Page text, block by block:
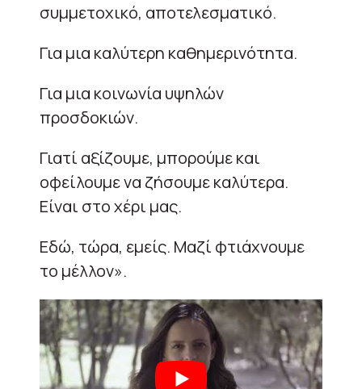
συμμετοχικό, αποτελεσματικό.
Για μια καλύτερη καθημερινότητα.
Για μια κοινωνία υψηλών
προσδοκιών.
Γιατί αξίζουμε, μπορούμε και
οφείλουμε να ζήσουμε καλύτερα.
Είναι στο χέρι μας.
Εδώ, τώρα, εμείς. Μαζί φτιάχνουμε
το μέλλον».